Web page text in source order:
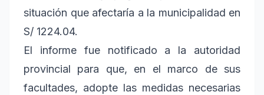
situación que afectaría a la municipalidad en
S/ 1224.04.
El informe fue notificado a la autoridad
provincial para que, en el marco de sus
facultades, adopte las medidas necesarias